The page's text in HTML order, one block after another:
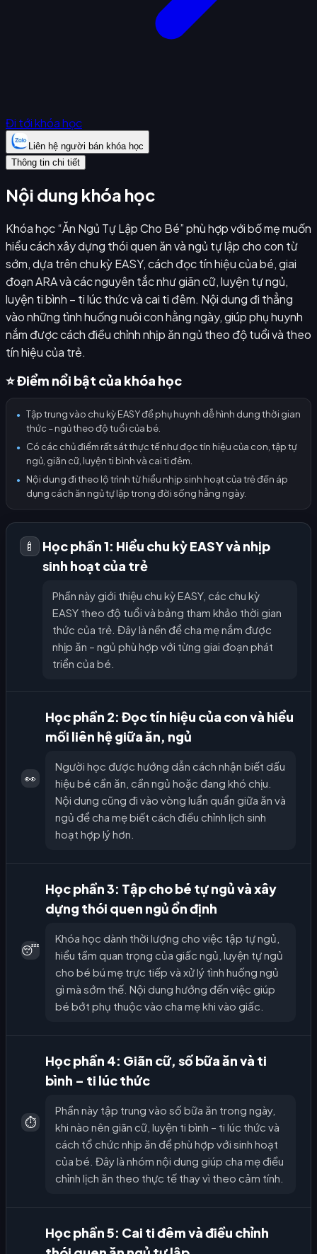
Đi tới khóa học
Liên hệ người bán khóa học
Thông tin chi tiết
Nội dung khóa học
Khóa học “Ăn Ngủ Tự Lập Cho Bé” phù hợp với bố mẹ muốn
hiểu cách xây dựng thói quen ăn và ngủ tự lập cho con từ
sớm, dựa trên chu kỳ EASY, cách đọc tín hiệu của bé, giai
đoạn ARA và các nguyên tắc như giãn cữ, luyện tự ngủ,
luyện ti bình – ti lúc thức và cai ti đêm. Nội dung đi thẳng
vào những tình huống nuôi con hằng ngày, giúp phụ huynh
nắm được cách điều chỉnh nhịp ăn ngủ theo độ tuổi và theo
tín hiệu của trẻ.
⭐ Điểm nổi bật của khóa học
●
Tập trung vào chu kỳ EASY để phụ huynh dễ hình dung thời gian
thức – ngủ theo độ tuổi của bé.
●
Có các chủ điểm rất sát thực tế như đọc tín hiệu của con, tập tự
ngủ, giãn cữ, luyện ti bình và cai ti đêm.
●
Nội dung đi theo lộ trình từ hiểu nhịp sinh hoạt của trẻ đến áp
dụng cách ăn ngủ tự lập trong đời sống hằng ngày.
🍼
Học phần 1: Hiểu chu kỳ EASY và nhịp
sinh hoạt của trẻ
Phần này giới thiệu chu kỳ EASY, các chu kỳ
EASY theo độ tuổi và bảng tham khảo thời gian
thức của trẻ. Đây là nền để cha mẹ nắm được
nhịp ăn – ngủ phù hợp với từng giai đoạn phát
triển của bé.
👀
Học phần 2: Đọc tín hiệu của con và hiểu
mối liên hệ giữa ăn, ngủ
Người học được hướng dẫn cách nhận biết dấu
hiệu bé cần ăn, cần ngủ hoặc đang khó chịu.
Nội dung cũng đi vào vòng luẩn quẩn giữa ăn và
ngủ để cha mẹ biết cách điều chỉnh lịch sinh
hoạt hợp lý hơn.
😴
Học phần 3: Tập cho bé tự ngủ và xây
dựng thói quen ngủ ổn định
Khóa học dành thời lượng cho việc tập tự ngủ,
hiểu tầm quan trọng của giấc ngủ, luyện tự ngủ
cho bé bú mẹ trực tiếp và xử lý tình huống ngủ
gì mà sớm thế. Nội dung hướng đến việc giúp
bé bớt phụ thuộc vào cha mẹ khi vào giấc.
⏱️
Học phần 4: Giãn cữ, số bữa ăn và ti
bình – ti lúc thức
Phần này tập trung vào số bữa ăn trong ngày,
khi nào nên giãn cữ, luyện ti bình – ti lúc thức và
cách tổ chức nhịp ăn để phù hợp với sinh hoạt
của bé. Đây là nhóm nội dung giúp cha mẹ điều
chỉnh lịch ăn theo thực tế thay vì theo cảm tính.
Học phần 5: Cai ti đêm và điều chỉnh